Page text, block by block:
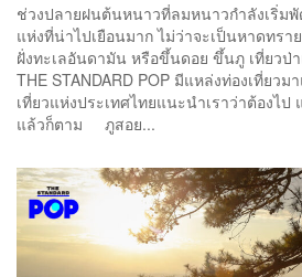
ช่วงปลายฝนต้นหนาวที่ลมหนาวกำลังเริ่ม
แห่งที่น่าไปเยือนมาก ไม่ว่าจะเป็นหาดทรา
ฝั่งทะเลอันดามัน หรือขึ้นดอย ขึ้นภู เที่ยวป่
THE STANDARD POP มีแหล่งท่องเที่ยว
เที่ยวแห่งประเทศไทยแนะนำเราว่าต้องไ
แล้วก็ตาม ภูสอย...